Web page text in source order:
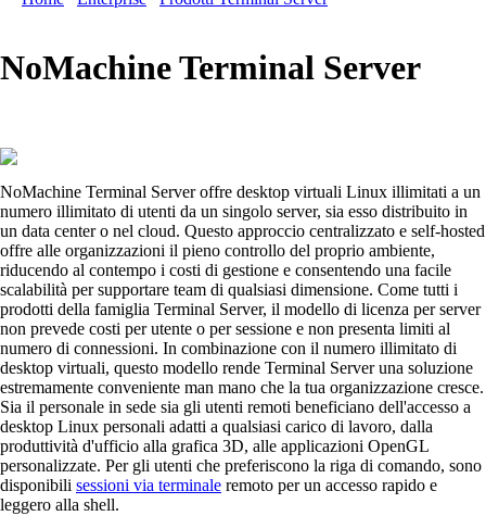
NoMachine Terminal Server
NoMachine Terminal Server offre desktop virtuali Linux illimitati a un
numero illimitato di utenti da un singolo server, sia esso distribuito in
un data center o nel cloud. Questo approccio centralizzato e self-hosted
offre alle organizzazioni il pieno controllo del proprio ambiente,
riducendo al contempo i costi di gestione e consentendo una facile
scalabilità per supportare team di qualsiasi dimensione. Come tutti i
prodotti della famiglia Terminal Server, il modello di licenza per server
non prevede costi per utente o per sessione e non presenta limiti al
numero di connessioni. In combinazione con il numero illimitato di
desktop virtuali, questo modello rende Terminal Server una soluzione
estremamente conveniente man mano che la tua organizzazione cresce.
Sia il personale in sede sia gli utenti remoti beneficiano dell'accesso a
desktop Linux personali adatti a qualsiasi carico di lavoro, dalla
produttività d'ufficio alla grafica 3D, alle applicazioni OpenGL
personalizzate. Per gli utenti che preferiscono la riga di comando, sono
disponibili sessioni via terminale remoto per un accesso rapido e
leggero alla shell.